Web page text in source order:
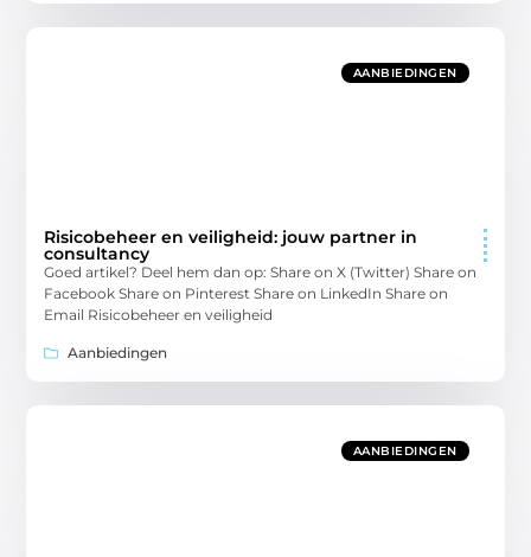
AANBIEDINGEN
Risicobeheer en veiligheid: jouw partner in
consultancy
Goed artikel? Deel hem dan op: Share on X (Twitter) Share on
Facebook Share on Pinterest Share on LinkedIn Share on
Email Risicobeheer en veiligheid
Aanbiedingen
AANBIEDINGEN